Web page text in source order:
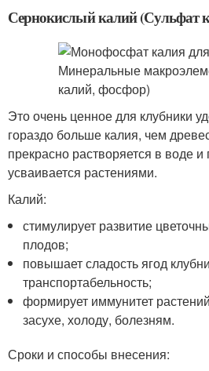
Сернокислый калий (Сульфат
Это очень ценное для клубники
гораздо больше калия, чем
прекрасно растворяется в воде
усваивается растениями.
Калий:
стимулирует развитие
плодов;
повышает сладость ягод
транспортабельность;
формирует иммунитет
засухе, холоду, болезням.
Сроки и способы внесения: